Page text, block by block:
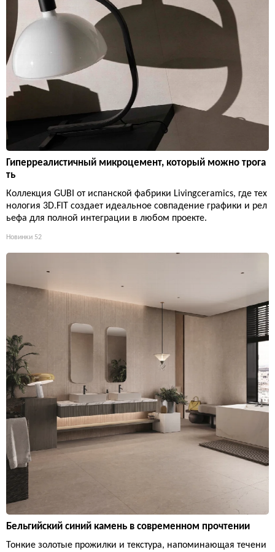
Гиперреалистичный микроцемент, который можно трога
ть
Коллекция GUBI от испанской фабрики Livingceramics, где тех
нология 3D.FIT создает идеальное совпадение графики и рел
ьефа для полной интеграции в любом проекте.
Новинки 52
Бельгийский синий камень в современном прочтении
Тонкие золотые прожилки и текстура, напоминающая течени